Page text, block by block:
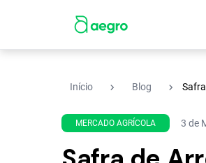
Início navigate_next Blog navigate_next
MERCADO AGRÍCOLA 3 de